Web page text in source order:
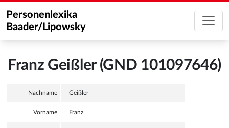
Personenlexika
Baader/Lipowsky
Franz Geißler (GND 101097646)
Nachname Geißler
Vorname Franz